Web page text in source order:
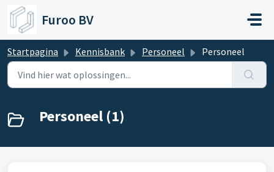
Doorgaan naar hoofdinhoud
Furoo BV
Startpagina Kennisbank Personeel Personeel
Personeel (1)